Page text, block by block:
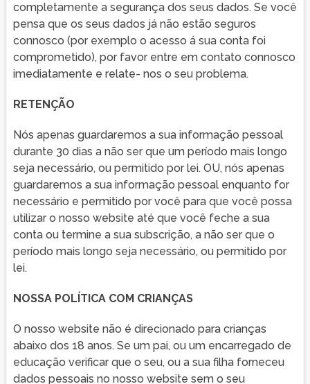
completamente a segurança dos seus dados. Se você
pensa que os seus dados já não estão seguros
connosco (por exemplo o acesso á sua conta foi
comprometido), por favor entre em contato connosco
imediatamente e relate- nos o seu problema.
RETENÇÃO
Nós apenas guardaremos a sua informação pessoal
durante 30 dias a não ser que um período mais longo
seja necessário, ou permitido por lei. OU, nós apenas
guardaremos a sua informação pessoal enquanto for
necessário e permitido por você para que você possa
utilizar o nosso website até que você feche a sua
conta ou termine a sua subscrição, a não ser que o
período mais longo seja necessário, ou permitido por
lei.
NOSSA POLÍTICA COM CRIANÇAS
O nosso website não é direcionado para crianças
abaixo dos 18 anos. Se um pai, ou um encarregado de
educação verificar que o seu, ou a sua filha forneceu
dados pessoais no nosso website sem o seu